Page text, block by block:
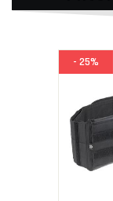
- 25%